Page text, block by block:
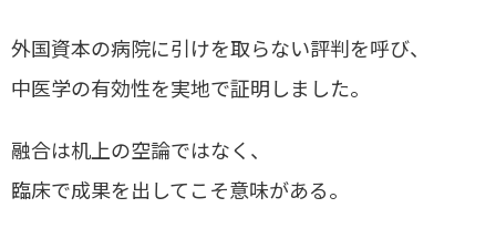
外国資本の病院に引けを取らない評判を呼び、
中医学の有効性を実地で証明しました。
融合は机上の空論ではなく、
臨床で成果を出してこそ意味がある。